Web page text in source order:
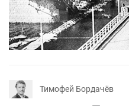
Тимофей Бордачёв